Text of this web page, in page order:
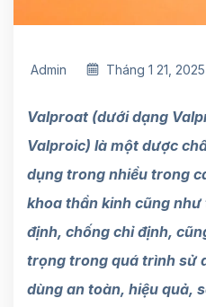
Admin Tháng 1 21, 2025
Valproat (dưới dạng
Valproic) là một dược
dụng trong nhiều trong
khoa thần kinh cũng
định, chống chỉ định,
trọng trong quá trình sử
dùng an toàn, hiệu quả,